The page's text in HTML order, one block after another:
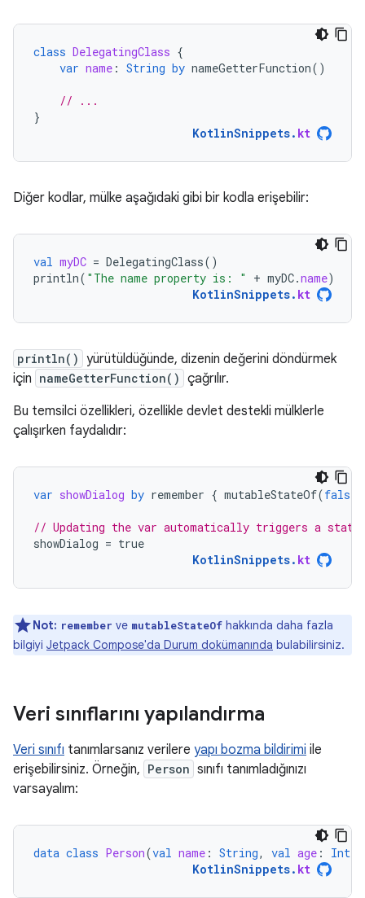
class DelegatingClass {
var name : String by nameGetterFunction()
// ...
}
KotlinSnippets. kt
Diğer kodlar, mülke aşağıdaki gibi bir kodla erişebilir:
val myDC = DelegatingClass()
println( "The name property is: " + myDC.name)
KotlinSnippets. kt
println() yürütüldüğünde, dizenin değerini döndürmek
için nameGetterFunction() çağrılır.
Bu temsilci özellikleri, özellikle devlet destekli mülklerle
çalışırken faydalıdır:
var showDialog by remember { mutableStateOf(false
// Updating the var automatically triggers a state
showDialog = true
KotlinSnippets. kt
Not: remember ve mutableStateOf hakkında daha fazla
bilgiyi Jetpack Compose'da Durum dokümanında bulabilirsiniz.
Veri sınıflarını yapılandırma
Veri sınıfı tanımlarsanız verilere yapı bozma bildirimi ile
erişebilirsiniz. Örneğin, Person sınıfı tanımladığınızı
varsayalım:
data class Person(val name : String, val age : Int
KotlinSnippets. kt